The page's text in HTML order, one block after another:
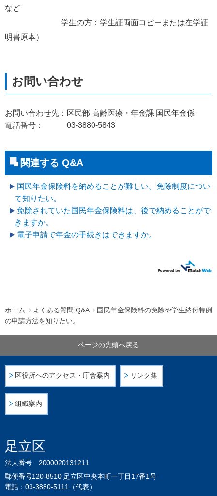
ホーム よくある質問 Q&A
国民年金保険料の免除や学生納付特例
の申請方法を知りたい。
など
学生の方：学生証両面コピーまたは在学証
明書原本）
お問い合わせ先：区民部 高齢医療・年金課 国民年金係
電話番号： 03-3880-5843
関連する Q&A
国民年金保険料を納めることが難しい。免除制度につい
て知りたい。
免除されていた国民年金保険料は、後で納めることがで
きますか。
電子申請で年金の手続きはできますか。
足立区
法人番号 2000020131211
郵便番号120-8510 足立区中央本町一丁目17番1号
電話：03-3880-5111（代表）
区役所へのアクセス・庁舎案内 リンク集
組織案内
ページの先頭へ戻る